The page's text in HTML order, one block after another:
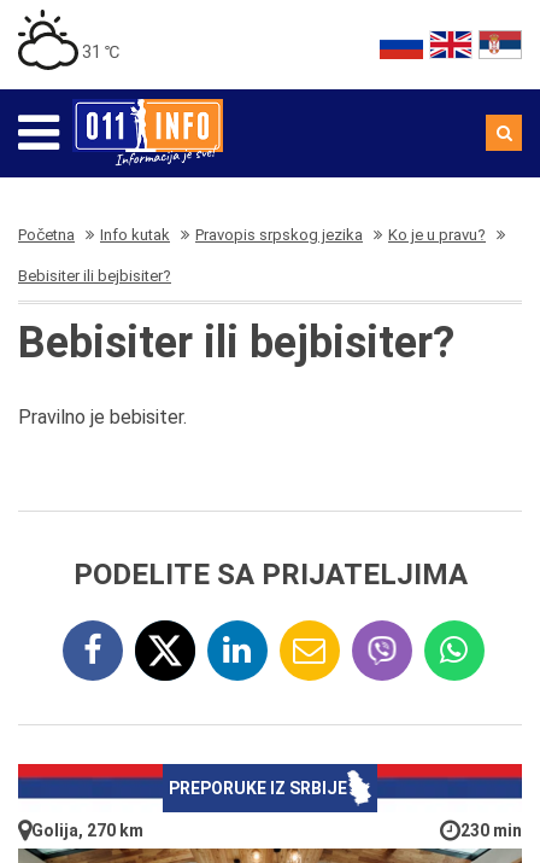
31 ℃
Početna Info kutak Pravopis srpskog jezika Ko je u pravu?
Bebisiter ili bejbisiter?
Bebisiter ili bejbisiter?
Pravilno je bebisiter.
PODELITE SA PRIJATELJIMA
PREPORUKE IZ SRBIJE
Golija, 270 km 230 min